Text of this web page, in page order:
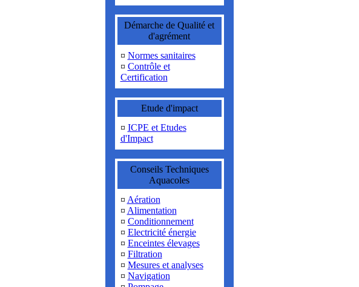
Démarche de Qualité et
d'agrément
¤ Normes sanitaires
¤ Contrôle et
Certification
Etude d'impact
¤ ICPE et Etudes
d'Impact
Conseils Techniques
Aquacoles
¤ Aération
¤ Alimentation
¤ Conditionnement
¤ Electricité énergie
¤ Enceintes élevages
¤ Filtration
¤ Mesures et analyses
¤ Navigation